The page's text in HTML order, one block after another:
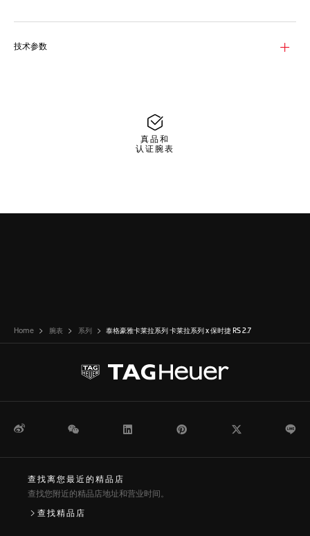
及更适合正式场合的优雅精钢表链，其H形链节符合人体工学设
瞩目的表盘致敬保时捷911 Carrera RS 2.7，标志性设计也呼应
1972年首次亮相的这款经典跑车的精神。
技术参数
真品和
认证腕表
Home 腕表 系列 泰格豪雅卡莱拉系列 卡莱拉系列 x 保时捷 RS 2.7
微博 WeChat Pinterest
查找离您最近的精品店
查找您附近的精品店地址和营业时间。
查找精品店